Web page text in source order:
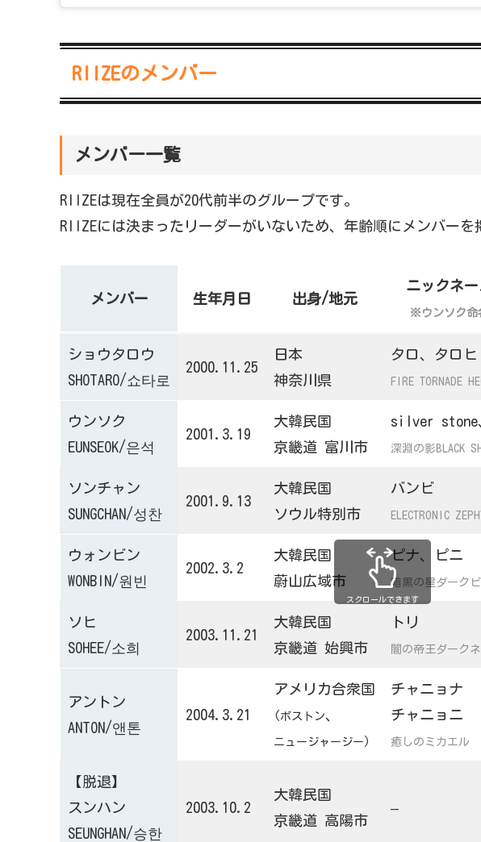
RIIZEのメンバー
メンバー一覧
RIIZEは現在全員が20代前半のグループです。
RIIZEには決まったリーダーがいないため、年齢順にメンバーを
メンバー 生年月日 出身/地元
ニックネー
※ウンソク命
ショウタロウ
SHOTARO/쇼타로
2000.11.25
日本
神奈川県
タロ、タロヒ
FIRE TORNADE
ウンソク
EUNSEOK/은석
2001.3.19
大韓民国
京畿道 富川市
silver stone
深淵の影BLACK
ソンチャン
SUNGCHAN/성찬
2001.9.13
大韓民国
ソウル特別市
バンビ
ELECTRONIC
ウォンビン
WONBIN/원빈
2002.3.2
大韓民国
蔚山広域市
ピナ、ピニ
暗黒の星ダーク
ソヒ
SOHEE/소희
2003.11.21
大韓民国
京畿道 始興市
トリ
闇の帝王ダーク
アントン
ANTON/앤톤
2004.3.21
アメリカ合衆国
(ボストン、
ニュージャージー)
チャニョナ
チャニョニ
癒しのミカエル
【脱退】
スンハン
SEUNGHAN/승한
2003.10.2
大韓民国
京畿道 高陽市
–
スクロールできます